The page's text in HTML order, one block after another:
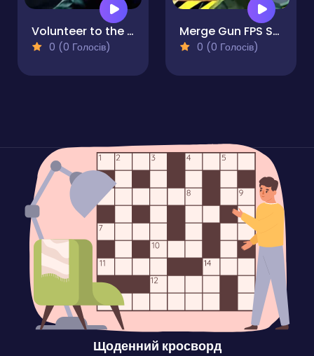
Volunteer to the Darkness
0 (0 Голосів)
Merge Gun FPS Shooting Zombie
0 (0 Голосів)
Щоденний кросворд